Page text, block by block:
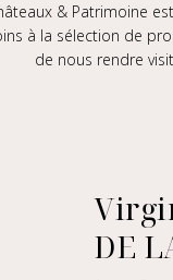
& Patrimoine
à la sélection de
de nous rendre
DE